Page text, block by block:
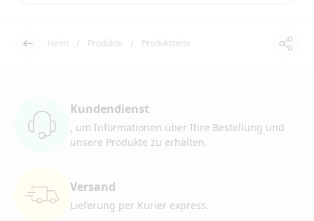
Der Rücken
Heim Produkte Produktseite
Kundendienst
, um Informationen über Ihre Bestellung und
unsere Produkte zu erhalten.
Versand
Lieferung per Kurier express.